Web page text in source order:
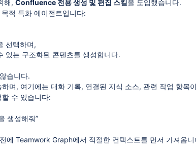
해, Confluence 전용 생성 및 편집 스킬을 도입했습니다.
적 특화 에이전트입니다:
선택하며,
있는 구조화된 콘텐츠를 생성합니다.
습니다.
며, 여기에는 대화 기록, 연결된 지식 소스, 관련 작업 항목
수 있습니다:
생성해줘”
에 Teamwork Graph에서 적절한 컨텍스트를 먼저 가져옵니